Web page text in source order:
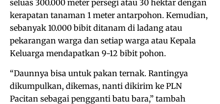
seluas 300.000 meter persegi atau 30 hektar dengan
kerapatan tanaman 1 meter antarpohon. Kemudian,
sebanyak 10.000 bibit ditanam di ladang atau
pekarangan warga dan setiap warga atau Kepala
Keluarga mendapatkan 9-12 bibit pohon.
“Daunnya bisa untuk pakan ternak. Rantingya
dikumpulkan, dikemas, nanti dikirim ke PLN
Pacitan sebagai pengganti batu bara,” tambah